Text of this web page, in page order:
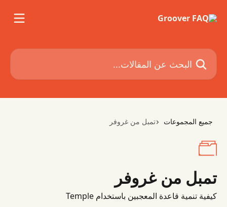
البحث عن المقالات...
جميع المجموعات تمبل من غروفر
تمبل من غروفر
كيفية تنمية قاعدة المعجبين باستخدام Temple